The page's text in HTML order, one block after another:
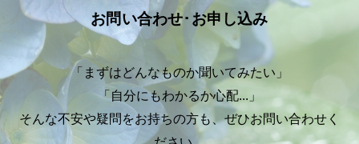
お問い合わせ･お申し込み
「まずはどんなものか聞いてみたい」
「自分にもわかるか心配...」
そんな不安や疑問をお持ちの方も、ぜひお問い合わせく